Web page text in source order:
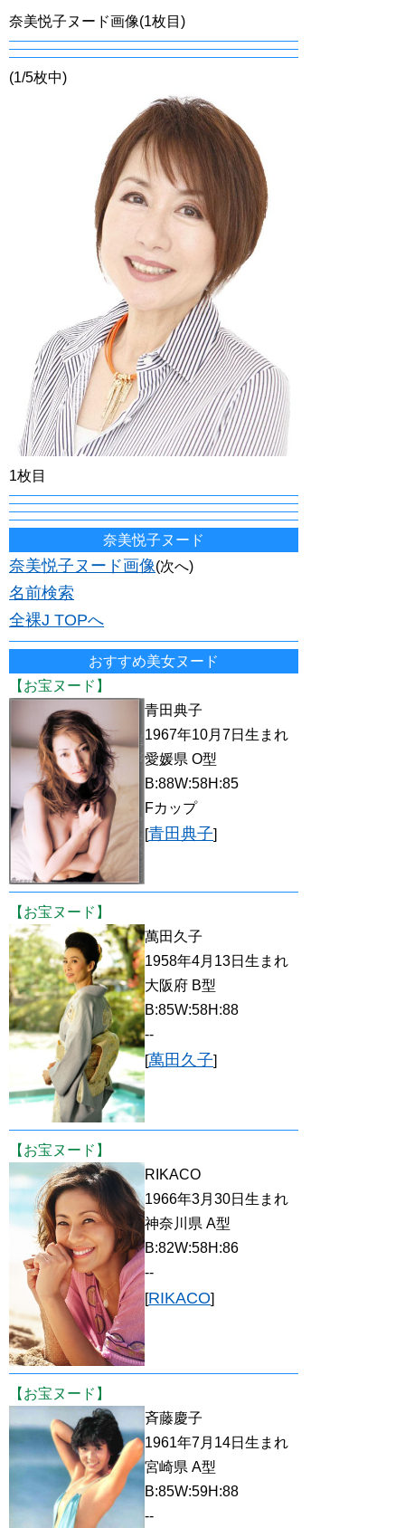
奈美悦子ヌード画像(1枚目)
(1/5枚中)
1枚目
奈美悦子ヌード
奈美悦子ヌード画像(次へ)
名前検索
全裸J TOPへ
おすすめ美女ヌード
【お宝ヌード】
青田典子
1967年10月7日生まれ
愛媛県 O型
B:88W:58H:85
Fカップ
[青田典子]
【お宝ヌード】
萬田久子
1958年4月13日生まれ
大阪府 B型
B:85W:58H:88
--
[萬田久子]
【お宝ヌード】
RIKACO
1966年3月30日生まれ
神奈川県 A型
B:82W:58H:86
--
[RIKACO]
【お宝ヌード】
斉藤慶子
1961年7月14日生まれ
宮崎県 A型
B:85W:59H:88
--